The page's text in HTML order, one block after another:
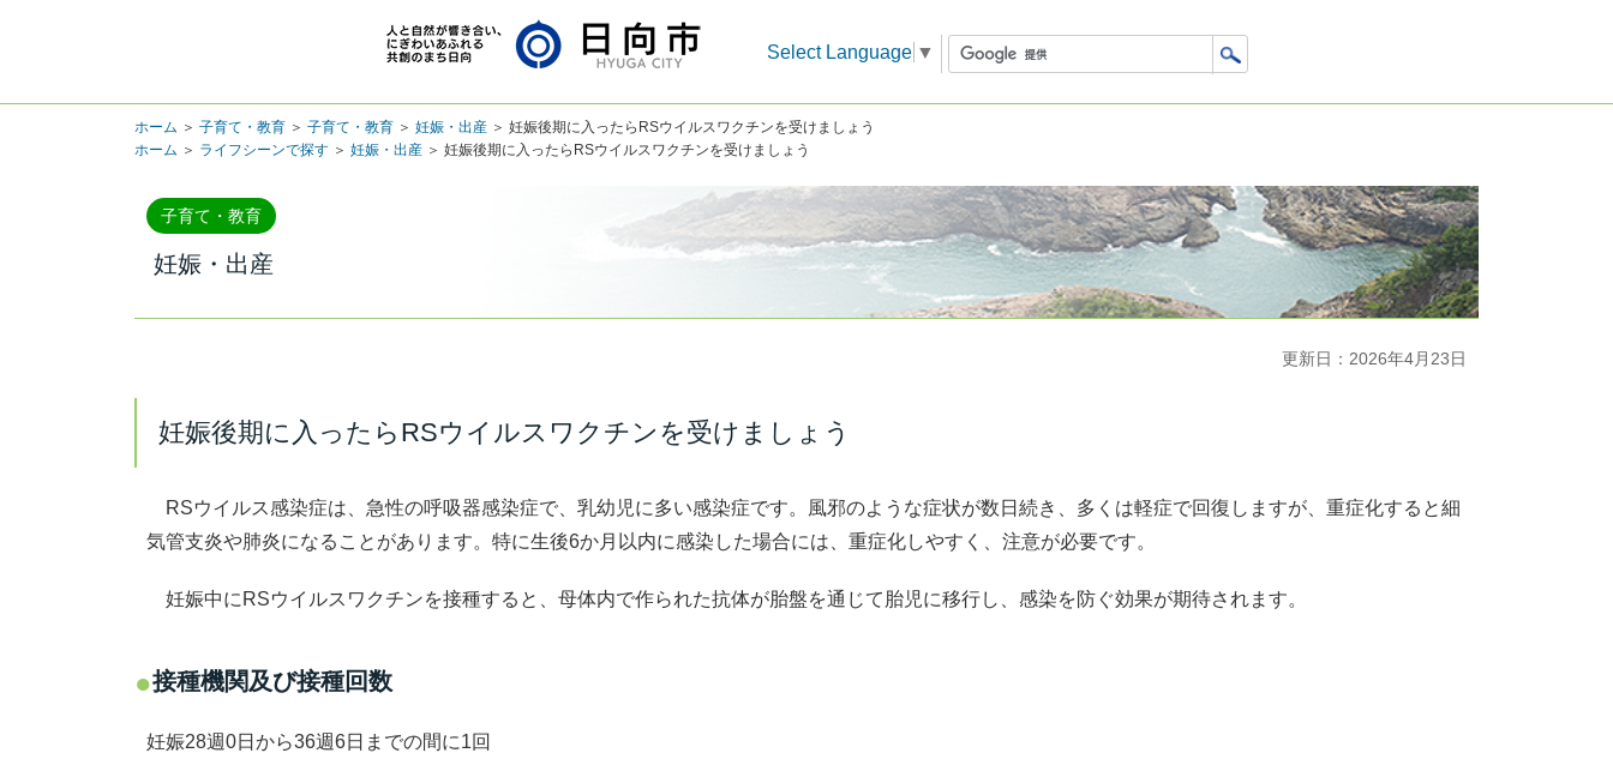
Select Language ▼
ホーム ＞ 子育て・教育 ＞ 子育て・教育 ＞ 妊娠・出産 ＞ 妊娠後期に入ったらRSウイルスワクチンを受けましょう
ホーム ＞ ライフシーンで探す ＞ 妊娠・出産 ＞ 妊娠後期に入ったらRSウイルスワクチンを受けましょう
子育て・教育
妊娠・出産
更新日：2026年4月23日
妊娠後期に入ったらRSウイルスワクチンを受けましょう
RSウイルス感染症は、急性の呼吸器感染症で、乳幼児に多い感染症です。風邪のような症状が数日続き、多くは軽症で回復しますが、重症化すると細
気管支炎や肺炎になることがあります。特に生後6か月以内に感染した場合には、重症化しやすく、注意が必要です。
妊娠中にRSウイルスワクチンを接種すると、母体内で作られた抗体が胎盤を通じて胎児に移行し、感染を防ぐ効果が期待されます。
接種機関及び接種回数
妊娠28週0日から36週6日までの間に1回